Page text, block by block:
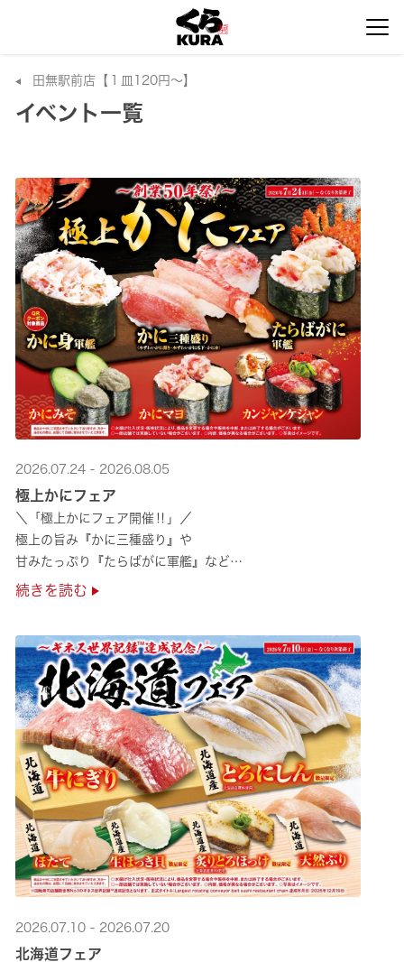
田無駅前店【１皿120円～】
イベント一覧
2026.07.24 - 2026.08.05
極上かにフェア
＼「極上かにフェア開催‼」／
極上の旨み『かに三種盛り』や
甘みたっぷり『たらばがに軍艦』など
絶品のかにを味わいつくせる！🦀
ぜひくら寿司へお越しください！✨
続きを読む
2026.07.10 - 2026.07.20
北海道フェア